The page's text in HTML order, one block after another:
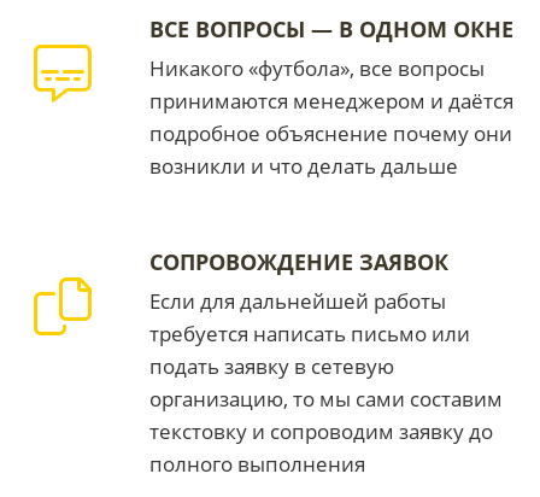
ВСЕ ВОПРОСЫ — В ОДНОМ ОКНЕ
Никакого «футбола», все вопросы
принимаются менеджером и даётся
подробное объяснение почему они
возникли и что делать дальше
СОПРОВОЖДЕНИЕ ЗАЯВОК
Если для дальнейшей работы
требуется написать письмо или
подать заявку в сетевую
организацию, то мы сами составим
текстовку и сопроводим заявку до
полного выполнения